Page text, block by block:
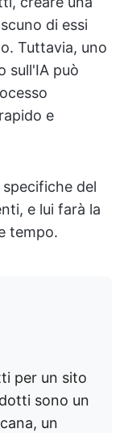
di essi
Tuttavia, uno
sull'IA può
e
del
e lui farà la
tempo.
per un sito
sono un
un